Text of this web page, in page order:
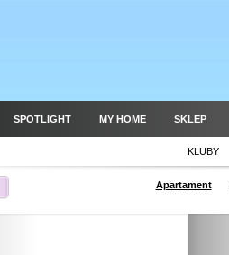
SPOTLIGHT MY HOME SKLEP
KLUBY
Apartament